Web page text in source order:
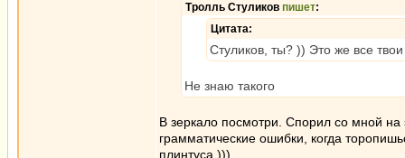
Тролль Стуликов пишет:
Цитата:
Стуликов, ты? )) Это же все
Не знаю такого
В зеркало посмотри. Спорил со мной на
грамматические ошибки, когда
плинтуса )))